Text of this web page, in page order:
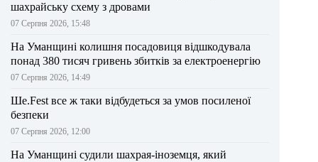
шахрайську схему з дровами
07 Серпня 2026, 15:48
На Уманщині колишня посадовиця відшкодувала
понад 380 тисяч гривень збитків за електроенергію
07 Серпня 2026, 14:49
Ше.Fest все ж таки відбудеться за умов посиленої
безпеки
07 Серпня 2026, 12:00
На Уманщині судили шахрая-іноземця, який